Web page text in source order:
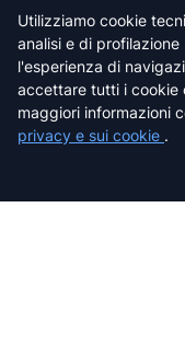
Lucca
Massa-
Pisa
Pistoia
Prato
Siena
Utilizziamo cookie
analisi e di
l'esperienza di
accettare tutti i cookie
maggiori informazioni
privacy e sui cookie .